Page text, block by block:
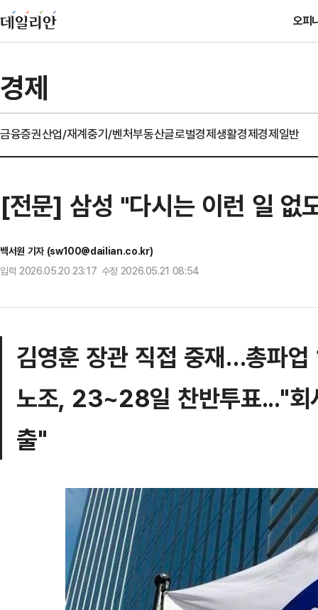
오피
경제
금융증권산업/재계중기/벤처부동산글로벌경제생활경제경제일반
[전문] 삼성 "다시는 이런 일 없
백서원 기자 (sw100@dailian.co.kr)
입력 2026.05.20 23:17 수정 2026.05.21 08:54
김영훈 장관 직접 중재…총파업
노조, 23~28일 찬반투표..."회
출"